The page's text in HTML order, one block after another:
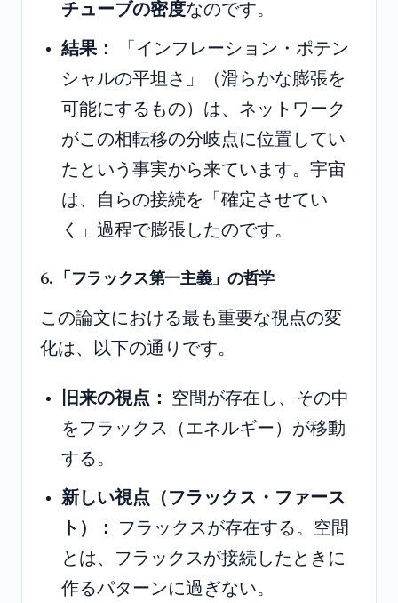
チューブの密度なのです。
結果：
「インフレーション・ポテン
シャルの平坦さ」（滑らかな膨張を
可能にするもの）は、ネットワーク
がこの相転移の分岐点に位置してい
たという事実から来ています。宇宙
は、自らの接続を「確定させてい
く」過程で膨張したのです。
6. 「フラックス第一主義」の哲学
この論文における最も重要な視点の変
化は、以下の通りです。
旧来の視点：
空間が存在し、その中
をフラックス（エネルギー）が移動
する。
新しい視点（フラックス・ファース
ト）：
フラックスが存在する。空間
とは、フラックスが接続したときに
作るパターンに過ぎない。